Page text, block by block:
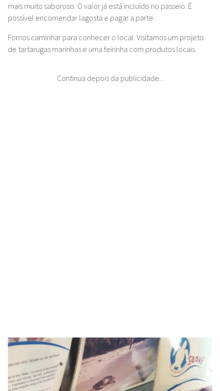
mais muito saboroso. O valor já está incluído no passeio. É
possível encomendar lagosta e pagar a parte.
Fomos caminhar para conhecer o local. Visitamos um projeto
de tartarugas marinhas e uma feirinha com produtos locais.
Continua depois da publicidade...